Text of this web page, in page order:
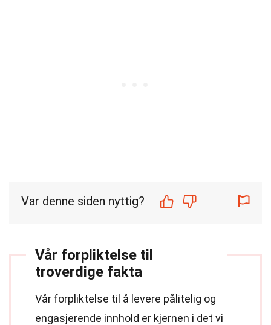
Var denne siden nyttig?
Vår forpliktelse til
troverdige fakta
Vår forpliktelse til å levere pålitelig og
engasjerende innhold er kjernen i det vi